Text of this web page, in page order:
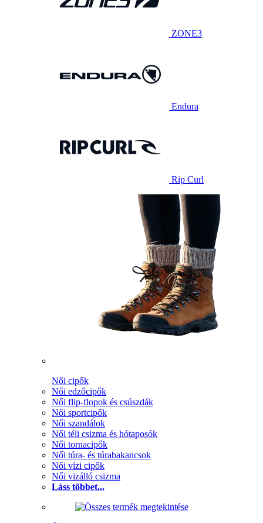
ZONE3
Endura
Rip Curl
Női cipők
Női edzőcipők
Női flip-flopok és csúszdák
Női sportcipők
Női szandálok
Női téli csizma és hótaposók
Női tornacipők
Női túra- és túrabakancsok
Női vízi cipők
Női vizálló csizma
Láss többet...